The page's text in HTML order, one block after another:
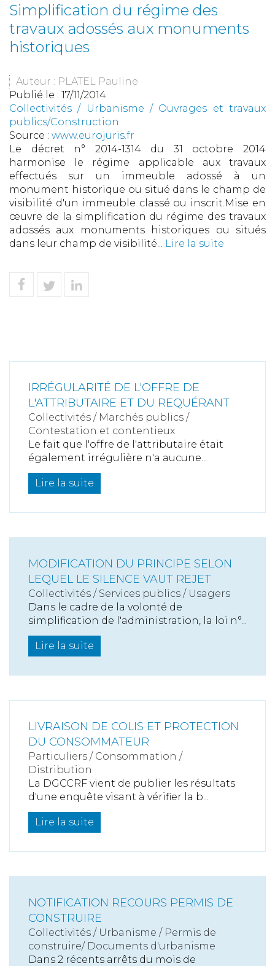
Simplification du régime des
travaux adossés aux monuments
historiques
Auteur : PLATEL Pauline
Publié le : 17/11/2014
Collectivités / Urbanisme / Ouvrages et travaux
publics/Construction
Source : www.eurojuris.fr
Le décret n° 2014-1314 du 31 octobre 2014
harmonise le régime applicable aux travaux
effectués sur un immeuble adossé à un
monument historique ou situé dans le champ de
visibilité d'un immeuble classé ou inscrit.Mise en
œuvre de la simplification du régime des travaux
adossés aux monuments historiques ou situés
dans leur champ de visibilité...
Lire la suite
IRRÉGULARITÉ DE L'OFFRE DE
L'ATTRIBUTAIRE ET DU REQUÉRANT
Collectivités / Marchés publics /
Contestation et contentieux
Le fait que l'offre de l'attributaire était
également irrégulière n'a aucune...
Lire la suite
MODIFICATION DU PRINCIPE SELON
LEQUEL LE SILENCE VAUT REJET
Collectivités / Services publics / Usagers
Dans le cadre de la volonté de
simplification de l'administration, la loi n°...
Lire la suite
LIVRAISON DE COLIS ET PROTECTION
DU CONSOMMATEUR
Particuliers / Consommation /
Distribution
La DGCCRF vient de publier les résultats
d'une enquête visant à vérifier la b...
Lire la suite
NOTIFICATION RECOURS PERMIS DE
CONSTRUIRE
Collectivités / Urbanisme / Permis de
construire/ Documents d'urbanisme
Dans 2 récents arrêts du mois de